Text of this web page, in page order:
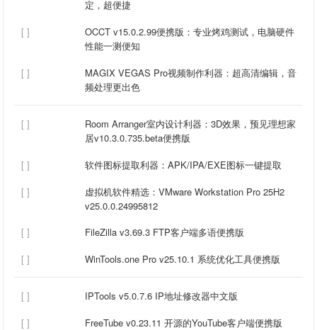
定，超便捷
[ ]
OCCT v15.0.2.99便携版：专业烤鸡测试，电脑硬件
性能一测便知
[ ]
MAGIX VEGAS Pro视频制作利器：超高清编辑，音
频处理更出色
[ ]
Room Arranger室内设计利器：3D效果，预见理想家
居v10.3.0.735.beta便携版
[ ]
软件图标提取利器：APK/IPA/EXE图标一键提取
[ ]
虚拟机软件精选：VMware Workstation Pro 25H2
v25.0.0.24995812
[ ]
FileZilla v3.69.3 FTP客户端多语便携版
[ ]
WinTools.one Pro v25.10.1 系统优化工具便携版
[ ]
IPTools v5.0.7.6 IP地址修改器中文版
[ ]
FreeTube v0.23.11 开源的YouTube客户端便携版